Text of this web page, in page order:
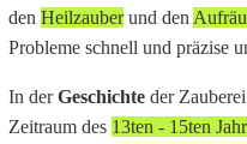
denHeilzauberund den
Probleme schnell und präzise
In derGeschichte der
Zeitraum des 13ten - 15ten